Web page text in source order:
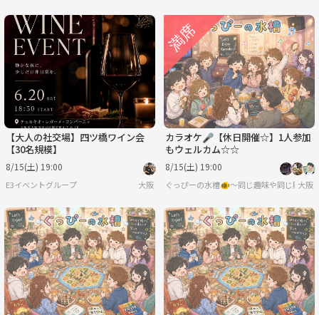
【大人の社交場】四ツ橋ワイン会
【30名規模】
8/15(土) 19:00
E3イベントグループ 大阪
カラオケ🎤【休日開催☆】1人参加
もウェルカム☆☆
8/15(土) 19:00
ぐっぴーの水槽🐠〜同じ趣味や同じ興味で
大阪